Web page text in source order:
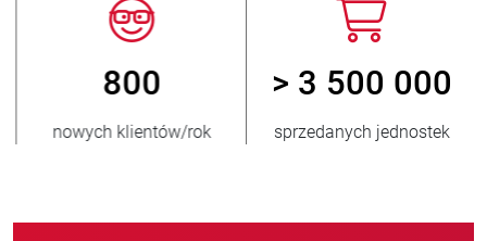
800
nowych klientów/rok
> 3 500 000
sprzedanych jednostek